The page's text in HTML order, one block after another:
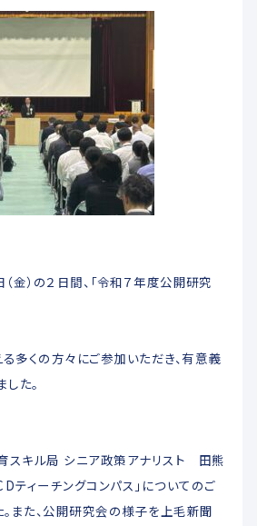
教育関係者へ
交通アクセス
お問い合わせ
用紙ダウンロード
（金）の２日間、「令和７年度公開研究
多くの方々にご参加いただき、有意義
た。
スキル局 シニア政策アナリスト 田熊
ティーチングコンパス」についてのご
また、公開研究会の様子を上毛新聞